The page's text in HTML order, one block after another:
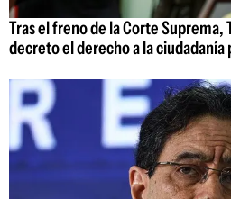
Tras el freno de la Corte
decreto el derecho a la ciudadanía